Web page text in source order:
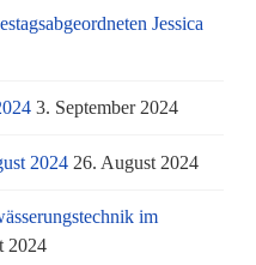
Jessica
3. September 2024
2024 26. August 2024
im
2024